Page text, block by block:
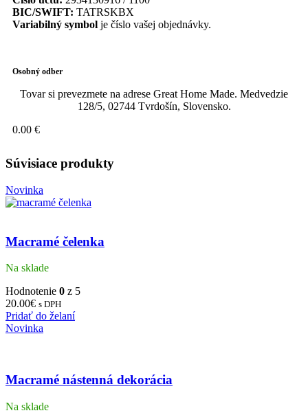
BIC/SWIFT: TATRSKBX
Variabilný symbol je číslo vašej objednávky.
Osobný odber
Tovar si prevezmete na adrese Great Home Made. Medvedzie
128/5, 02744 Tvrdošín, Slovensko.
0.00 €
Súvisiace produkty
Novinka
Macramé čelenka
Na sklade
Hodnotenie 0 z 5
20.00€ s DPH
Pridať do želaní
Novinka
Macramé nástenná dekorácia
Na sklade